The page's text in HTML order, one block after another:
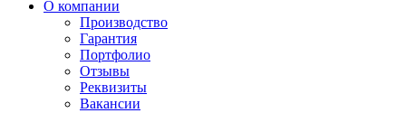
О компании
Производство
Гарантия
Портфолио
Отзывы
Реквизиты
Вакансии